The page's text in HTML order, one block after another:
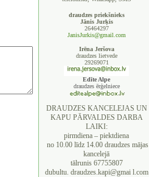
draudzes priekšnieks
Jānis Jurķis
26464297
JanisJurkis@gmail.com
Irēna Jeršova
draudzes lietvede
29269071
Edīte Alpe
draudzes ērģelniece
DRAUDZES KANCELEJAS UN
KAPU PĀRVALDES DARBA
LAIKI:
pirmdiena – piektdiena
no 10.00 līdz 14.00 draudzes mājas
kancelejā
tālrunis 67755807
dubultu. draudzes.kapi@gmai l.com